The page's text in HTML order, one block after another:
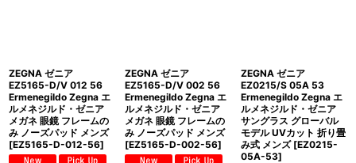
ZEGNA ゼニア
EZ5165-D/V 012 56
Ermenegildo Zegna エ
ルメネジルド・ゼニア
メガネ 眼鏡 フレームの
み ノーズパッド メンズ
[EZ5165-D-012-56]
ZEGNA ゼニア
EZ5165-D/V 002 56
Ermenegildo Zegna エ
ルメネジルド・ゼニア
メガネ 眼鏡 フレームの
み ノーズパッド メンズ
[EZ5165-D-002-56]
ZEGNA ゼニア
EZ0215/S 05A 53
Ermenegildo Zegna エ
ルメネジルド・ゼニア
サングラス グローバル
モデル UVカット 折り畳
み式 メンズ [EZ0215-
05A-53]